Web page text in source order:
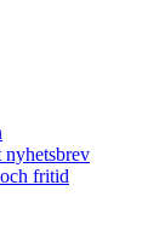
fritid